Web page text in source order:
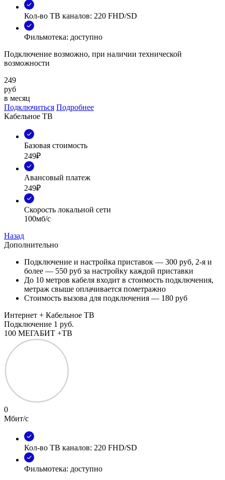
Кол-во ТВ каналов: 220 FHD/SD
Фильмотека: доступно
Подключение возможно, при наличии технической
возможности
249
руб
в месяц
Подключиться Подробнее
Кабельное ТВ
Базовая стоимость
249₽
Авансовый платеж
249₽
Скорость локальной сети
100мб/с
Назад
Дополнительно
Подключение и настройка приставок — 300 руб, 2-я и
более — 550 руб за настройку каждой приставки
До 10 метров кабеля входит в стоимость подключения,
метраж свыше оплачивается пометражно
Стоимость вызова для подключения — 180 руб
Интернет + Кабельное ТВ
Подключение 1 руб.
100 МЕГАБИТ +ТВ
0
Мбит/с
Кол-во ТВ каналов: 220 FHD/SD
Фильмотека: доступно